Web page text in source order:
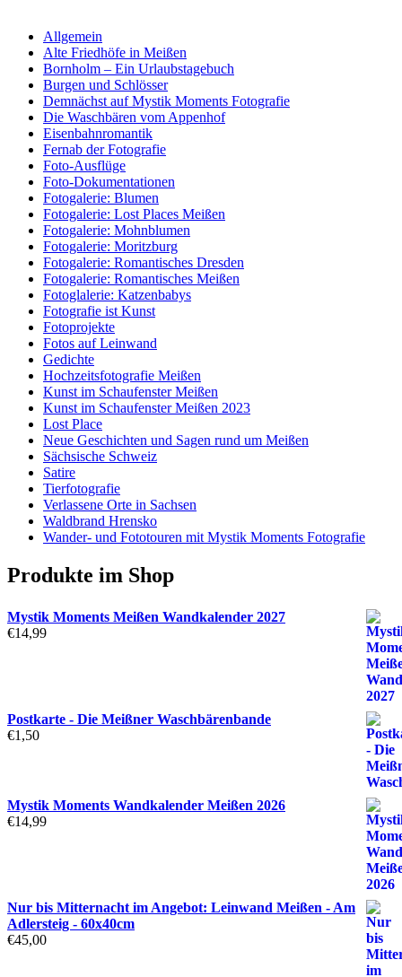
Allgemein
Alte Friedhöfe in Meißen
Bornholm – Ein Urlaubstagebuch
Burgen und Schlösser
Demnächst auf Mystik Moments Fotografie
Die Waschbären vom Appenhof
Eisenbahnromantik
Fernab der Fotografie
Foto-Ausflüge
Foto-Dokumentationen
Fotogalerie: Blumen
Fotogalerie: Lost Places Meißen
Fotogalerie: Mohnblumen
Fotogalerie: Moritzburg
Fotogalerie: Romantisches Dresden
Fotogalerie: Romantisches Meißen
Fotoglalerie: Katzenbabys
Fotografie ist Kunst
Fotoprojekte
Fotos auf Leinwand
Gedichte
Hochzeitsfotografie Meißen
Kunst im Schaufenster Meißen
Kunst im Schaufenster Meißen 2023
Lost Place
Neue Geschichten und Sagen rund um Meißen
Sächsische Schweiz
Satire
Tierfotografie
Verlassene Orte in Sachsen
Waldbrand Hrensko
Wander- und Fototouren mit Mystik Moments Fotografie
Produkte im Shop
Mystik Moments Meißen Wandkalender 2027
€14,99
Postkarte - Die Meißner Waschbärenbande
€1,50
Mystik Moments Wandkalender Meißen 2026
€14,99
Nur bis Mitternacht im Angebot: Leinwand Meißen - Am
Adlersteig - 60x40cm
€45,00